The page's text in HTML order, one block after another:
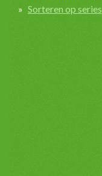
Sorteren op series